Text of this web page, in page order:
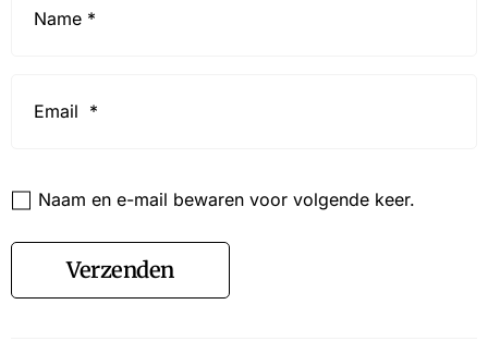
Naam en e-mail bewaren voor volgende keer.
Verzenden